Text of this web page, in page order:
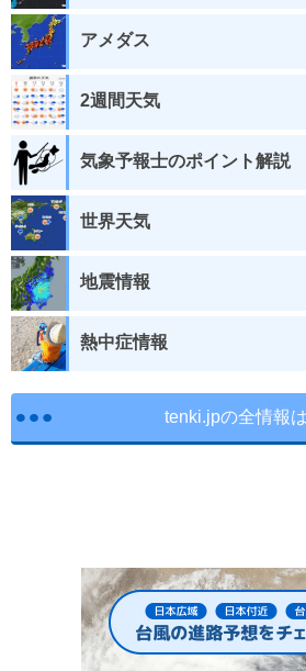
アメダス
2週間天気
気象予報士のポイント解説
世界天気
地震情報
熱中症情報
tenki.jpの全情報